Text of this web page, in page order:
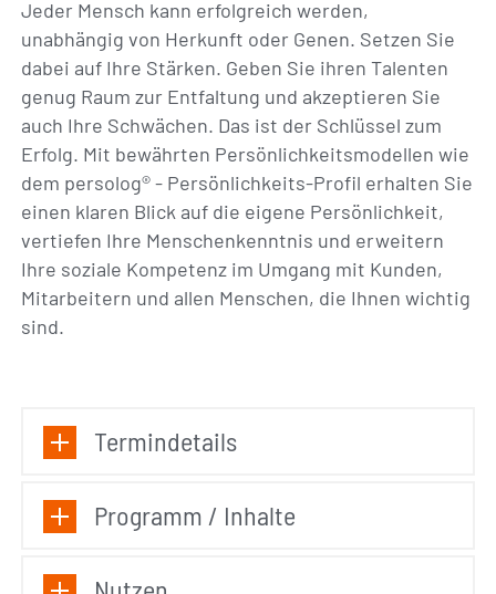
Jeder Mensch kann erfolgreich werden,
unabhängig von Herkunft oder Genen. Setzen Sie
dabei auf Ihre Stärken. Geben Sie ihren Talenten
genug Raum zur Entfaltung und akzeptieren Sie
auch Ihre Schwächen. Das ist der Schlüssel zum
Erfolg. Mit bewährten Persönlichkeitsmodellen wie
dem persolog® - Persönlichkeits-Profil erhalten Sie
einen klaren Blick auf die eigene Persönlichkeit,
vertiefen Ihre Menschenkenntnis und erweitern
Ihre soziale Kompetenz im Umgang mit Kunden,
Mitarbeitern und allen Menschen, die Ihnen wichtig
sind.
Termindetails
Programm / Inhalte